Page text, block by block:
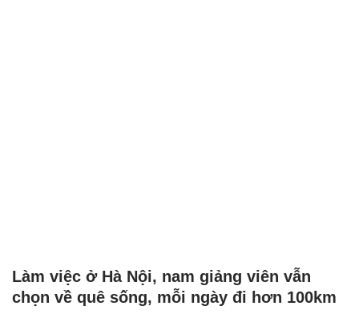
Làm việc ở Hà Nội, nam giảng viên vẫn
chọn về quê sống, mỗi ngày đi hơn 100km